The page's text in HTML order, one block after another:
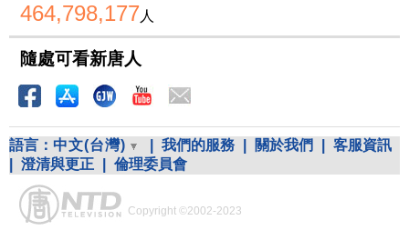
464,798,177人
隨處可看新唐人
語言： 中文(台灣) 我們的服務 關於我們
客服資訊
澄清與更正 倫理委員會
Copyright ©2002-2023